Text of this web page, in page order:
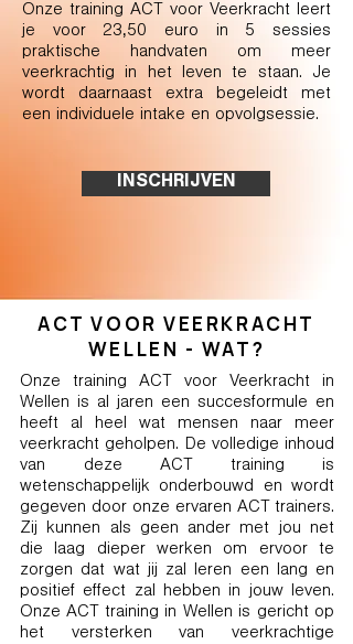
Onze training ACT voor Veerkracht leert
je voor 23,50 euro in 5 sessies
praktische handvaten om meer
veerkrachtig in het leven te staan. Je
wordt daarnaast extra begeleidt met
een individuele intake en opvolgsessie.
INSCHRIJVEN
ACT VOOR VEERKRACHT
WELLEN - WAT?
Onze training ACT voor Veerkracht in
Wellen is al jaren een succesformule en
heeft al heel wat mensen naar meer
veerkracht geholpen. De volledige inhoud
van deze ACT training is
wetenschappelijk onderbouwd en wordt
gegeven door onze ervaren ACT trainers.
Zij kunnen als geen ander met jou net
die laag dieper werken om ervoor te
zorgen dat wat jij zal leren een lang en
positief effect zal hebben in jouw leven.
Onze ACT training in Wellen is gericht op
het versterken van veerkrachtige